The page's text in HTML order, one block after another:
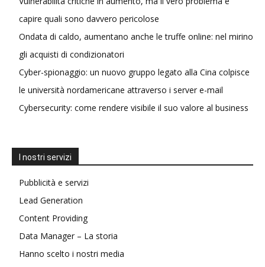
capire quali sono davvero pericolose
Ondata di caldo, aumentano anche le truffe online: nel mirino
gli acquisti di condizionatori
Cyber-spionaggio: un nuovo gruppo legato alla Cina colpisce
le università nordamericane attraverso i server e-mail
Cybersecurity: come rendere visibile il suo valore al business
I nostri servizi
Pubblicità e servizi
Lead Generation
Content Providing
Data Manager – La storia
Hanno scelto i nostri media